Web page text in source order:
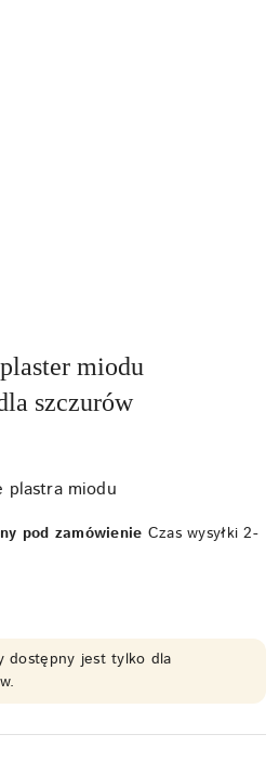
miodu
szczurów
plastra miodu
pod zamówienie Czas wysyłki 2-
dostępny jest tylko dla